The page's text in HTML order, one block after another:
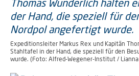
Expeditionsleiter Markus Rex und Kapitän
Stahltafel in der Hand, die speziell für den
wurde. (Foto: Alfred-Wegener-Institut /